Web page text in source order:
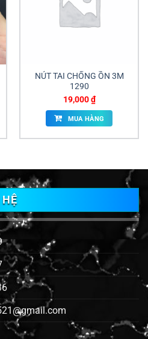
NÚT TAI CHỐNG ỒN 3M
1290
19,000₫
MUA HÀNG